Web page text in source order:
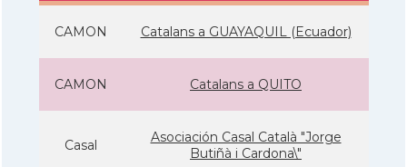
CAMON Catalans a GUAYAQUIL (Ecuador)
CAMON Catalans a QUITO
Casal
Asociación Casal Català "Jorge
Butiñà i Cardona\"